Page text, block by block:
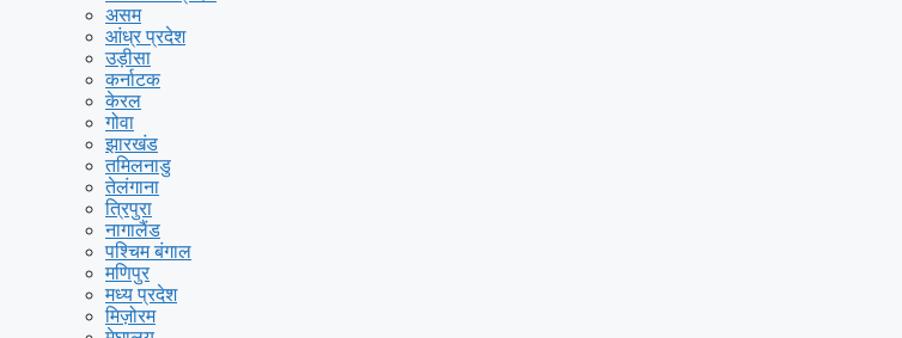
असम
आंध्र प्रदेश
उड़ीसा
कर्नाटक
केरल
गोवा
झारखंड
तमिलनाडु
तेलंगाना
त्रिपुरा
नागालैंड
पश्चिम बंगाल
मणिपुर
मध्य प्रदेश
मिज़ोरम